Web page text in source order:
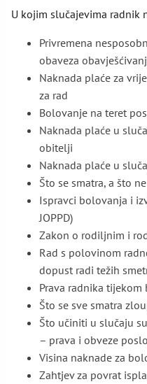
U kojim slučajevima radnik
Privremena
obaveza
Naknada plaće za
za rad
Bolovanje na teret
Naknada plaće u
obitelji
Naknada plaće u
Što se smatra, a što
Ispravci bolovanja i
JOPPD)
Zakon o rodiljnim i
Rad s polovinom
dopust radi težih
Prava radnika tijekom
Što se sve smatra
Što učiniti u slučaju
– prava i obveze
Visina naknade za
Zahtjev za povrat